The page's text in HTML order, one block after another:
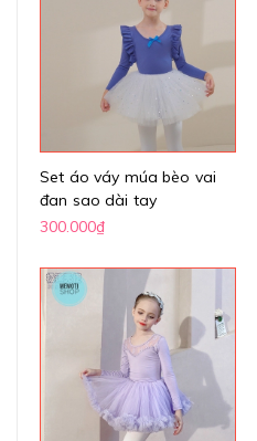
Set áo váy múa bèo vai
đan sao dài tay
300.000₫